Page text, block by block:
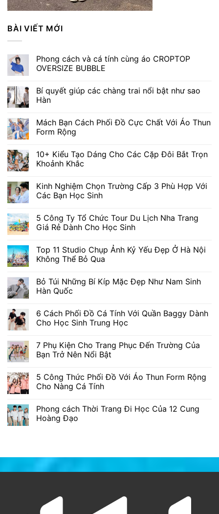
BÀI VIẾT MỚI
Phong cách và cá tính cùng áo CROPTOP
OVERSIZE BUBBLE
Bí quyết giúp các chàng trai nổi bật như sao
Hàn
Mách Bạn Cách Phối Đồ Cực Chất Với Áo Thun
Form Rộng
10+ Kiểu Tạo Dáng Cho Các Cặp Đôi Bắt Trọn
Khoảnh Khắc
Kinh Nghiệm Chọn Trường Cấp 3 Phù Hợp Với
Các Bạn Học Sinh
5 Công Ty Tổ Chức Tour Du Lịch Nha Trang
Giá Rẻ Dành Cho Học Sinh
Top 11 Studio Chụp Ảnh Kỷ Yếu Đẹp Ở Hà Nội
Không Thể Bỏ Qua
Bỏ Túi Những Bí Kíp Mặc Đẹp Như Nam Sinh
Hàn Quốc
6 Cách Phối Đồ Cá Tính Với Quần Baggy Dành
Cho Học Sinh Trung Học
7 Phụ Kiện Cho Trang Phục Đến Trường Của
Bạn Trở Nên Nổi Bật
5 Công Thức Phối Đồ Với Áo Thun Form Rộng
Cho Nàng Cá Tính
Phong cách Thời Trang Đi Học Của 12 Cung
Hoàng Đạo